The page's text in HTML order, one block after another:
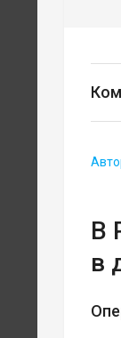
В
в